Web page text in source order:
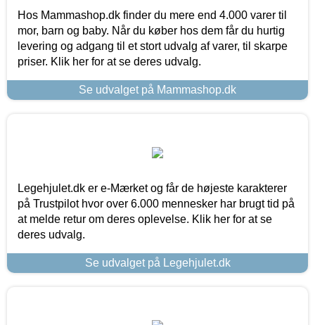
Hos Mammashop.dk finder du mere end 4.000 varer til
mor, barn og baby. Når du køber hos dem får du hurtig
levering og adgang til et stort udvalg af varer, til skarpe
priser. Klik her for at se deres udvalg.
Se udvalget på Mammashop.dk
Legehjulet.dk er e-Mærket og får de højeste karakterer
på Trustpilot hvor over 6.000 mennesker har brugt tid på
at melde retur om deres oplevelse. Klik her for at se
deres udvalg.
Se udvalget på Legehjulet.dk